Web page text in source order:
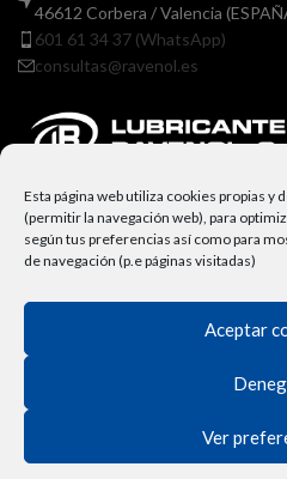
Esta página web utiliza cookies propias
(permitir la navegación web), para
según tus preferencias así como para
de navegación (p.e páginas visitadas)
Aceptar
Ver
46612 Corbera / Valencia
601 61 34 37 (WhatsApp)
consultas@ravenol.es
Términos y Condiciones
Derecho de Desisitimiento